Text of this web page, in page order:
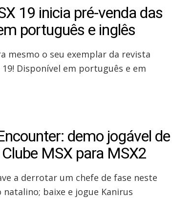
19 inicia pré-venda das
português e inglês
mesmo o seu exemplar da revista
19! Disponível em português e em
demo jogável de
MSX para MSX2
a derrotar um chefe de fase neste
natalino; baixe e jogue Kanirus